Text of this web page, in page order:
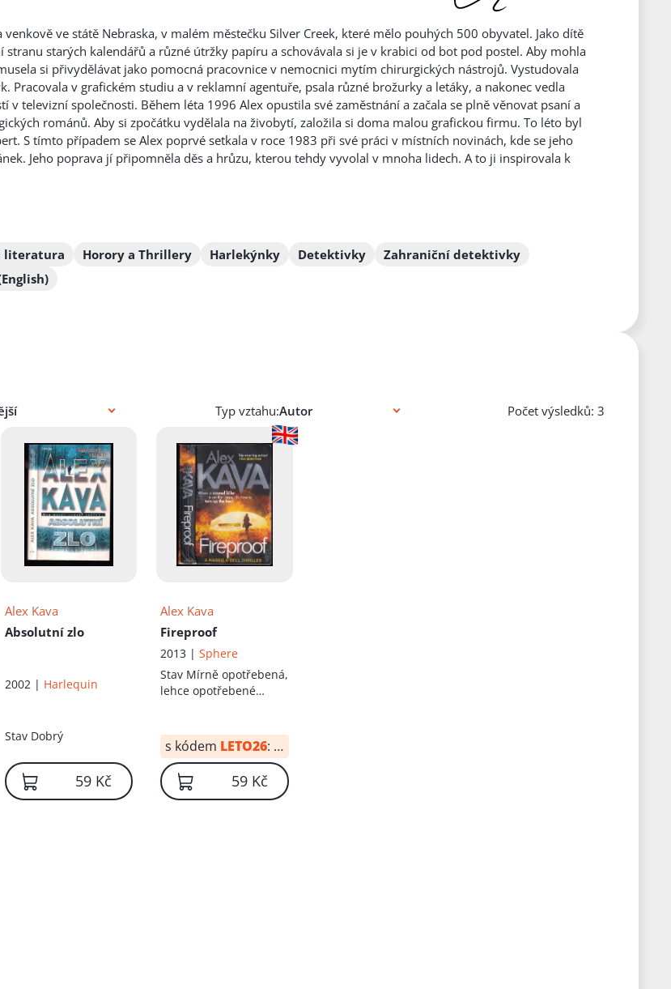
venkově ve státě Nebraska, v malém městečku Silver Creek, které mělo pouhých 500 obyvatel. Jako dítě
stranu starých kalendářů a různé útržky papíru a schovávala si je v krabici od bot pod postel. Aby mohla
si přivydělávat jako pomocná pracovnice v nemocnici mytím chirurgických nástrojů. Vystudovala
Pracovala v grafickém studiu a v reklamní agentuře, psala různé brožurky a letáky, a nakonec vedla
v televizní společnosti. Během léta 1996 Alex opustila své zaměstnání a začala se plně věnovat psaní a
románů. Aby si zpočátku vydělala na živobytí, založila si doma malou grafickou firmu. To léto byl
S tímto případem se Alex poprvé setkala v roce 1983 při své práci v místních novinách, kde se jeho
Jeho poprava jí připomněla děs a hrůzu, kterou tehdy vyvolal v mnoha lidech. A to ji inspirovala k
literatura Horory a Thrillery Harlekýnky Detektivky
Zahraniční detektivky
Typ vztahu: Počet výsledků: 3
Alex Kava
Absolutní zlo
2002 | Harlequin
Stav Dobrý
59 Kč
Alex Kava
Fireproof
2013 |Sphere
Stav Mírně opotřebená,
lehce opotřebené
s kódem LETO26: 44 Kč
59 Kč